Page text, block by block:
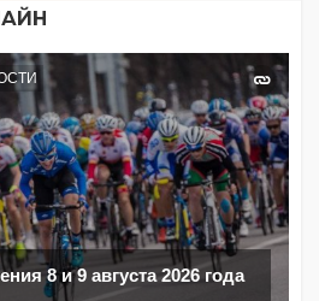
8 и 9 августа 2026 года